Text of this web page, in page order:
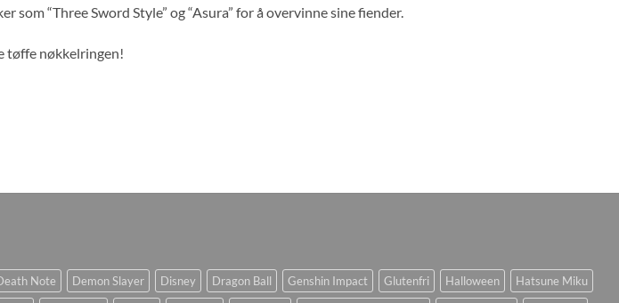
som “Three Sword Style” og “Asura” for å overvinne sine fiender.
tøffe nøkkelringen!
Note Demon Slayer Disney Dragon Ball Genshin Impact Glutenfri Halloween
Hatsune Miku